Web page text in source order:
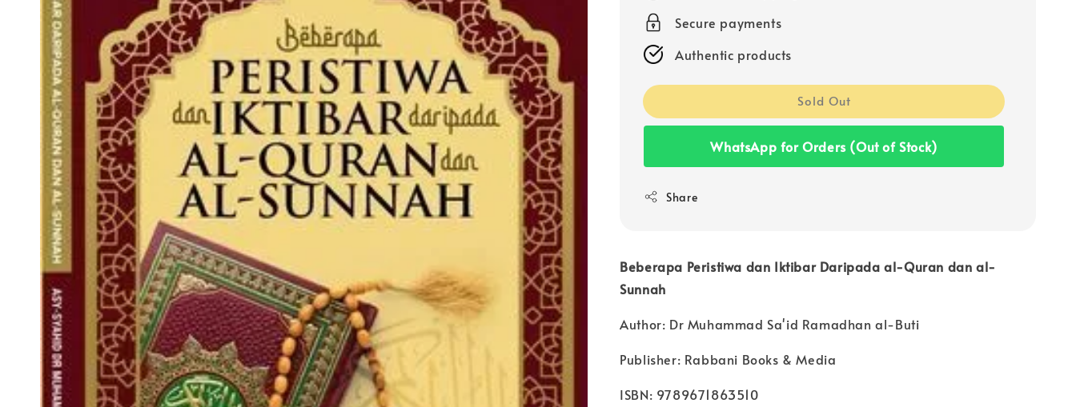
Secure payments
Authentic products
Sold Out
WhatsApp for Orders (Out of Stock)
Share
Beberapa Peristiwa dan Iktibar Daripada al-Quran dan al-
Sunnah
Author: Dr Muhammad Sa'id Ramadhan al-Buti
Publisher: Rabbani Books & Media
ISBN: 9789671863510